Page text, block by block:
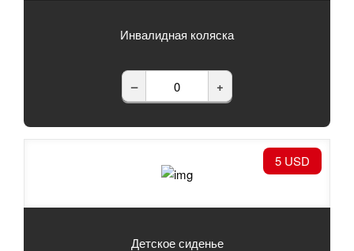
Инвалидная коляска
– +
5 USD
Детское сиденье